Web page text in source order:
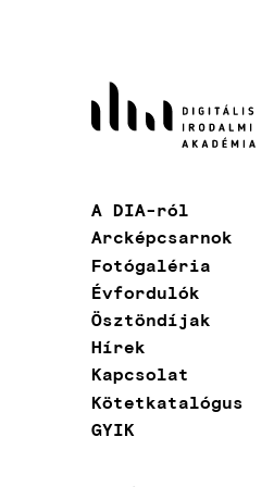
Fő
navigáció
A DIA-ról
Arcképcsarnok
Fotógaléria
Évfordulók
Ösztöndíjak
Hírek
Kapcsolat
Kötetkatalógus
GYIK